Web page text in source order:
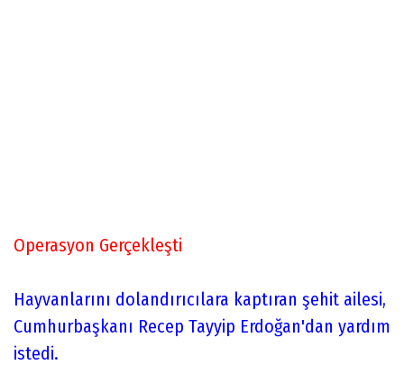
Operasyon Gerçekleşti
Hayvanlarını dolandırıcılara kaptıran şehit ailesi,
Cumhurbaşkanı Recep Tayyip Erdoğan'dan yardım
istedi.